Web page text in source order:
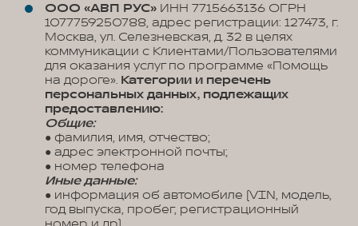
ООО «АВП РУС» ИНН 7715663136 ОГРН
1077759250788, адрес регистрации: 127473, г.
Москва, ул. Селезневская, д. 32 в целях
коммуникации с Клиентами/Пользователями
для оказания услуг по программе «Помощь
на дороге». Категории и перечень
персональных данных, подлежащих
предоставлению:
Общие:
● фамилия, имя, отчество;
● адрес электронной почты;
● номер телефона
Иные данные:
● информация об автомобиле (VIN, модель,
год выпуска, пробег, регистрационный